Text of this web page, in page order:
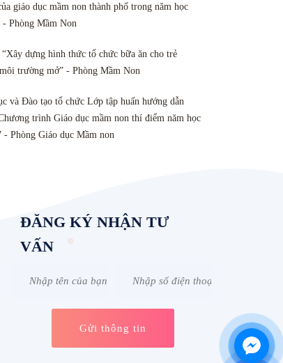
giáo dục mầm non thành phố trong năm học
- Phòng Mầm Non
“Xây dựng hình thức tổ chức bữa ăn cho trẻ
trường mở” - Phòng Mầm Non
và Đào tạo tổ chức Lớp tập huấn hướng dẫn
trình Giáo dục mầm non thí điểm năm học
- Phòng Giáo dục Mầm non
ĐĂNG KÝ NHẬN TƯ
VẤN